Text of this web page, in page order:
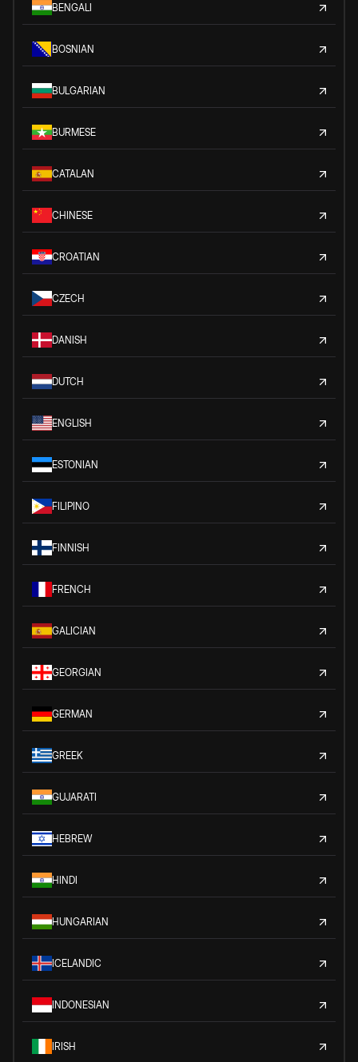
BENGALI
BOSNIAN
BULGARIAN
BURMESE
CATALAN
CHINESE
CROATIAN
CZECH
DANISH
DUTCH
ENGLISH
ESTONIAN
FILIPINO
FINNISH
FRENCH
GALICIAN
GEORGIAN
GERMAN
GREEK
GUJARATI
HEBREW
HINDI
HUNGARIAN
ICELANDIC
INDONESIAN
IRISH